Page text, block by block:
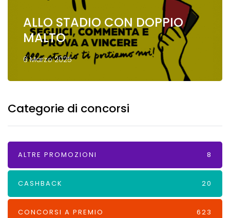
ALLO STADIO CON DOPPIO
MALTO
6 Marzo 2025
Categorie di concorsi
ALTRE PROMOZIONI 8
CASHBACK 20
CONCORSI A PREMIO 623